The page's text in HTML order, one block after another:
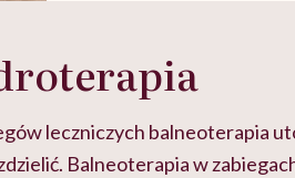
leczniczych balneoterapia
Balneoterapia w